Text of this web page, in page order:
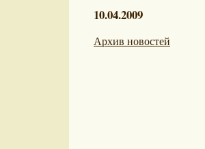
10.04.2009
Архив новостей